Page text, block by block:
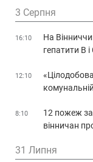
3 Серпня
16:10
На
гепатити В і
12:10
8:10
12 пожеж
вінничан
31 Липня